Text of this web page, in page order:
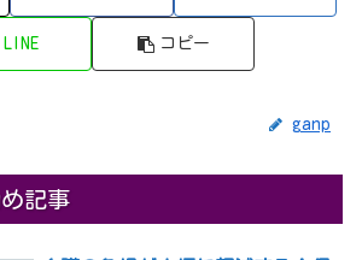
LINE コピー
ganp
記事